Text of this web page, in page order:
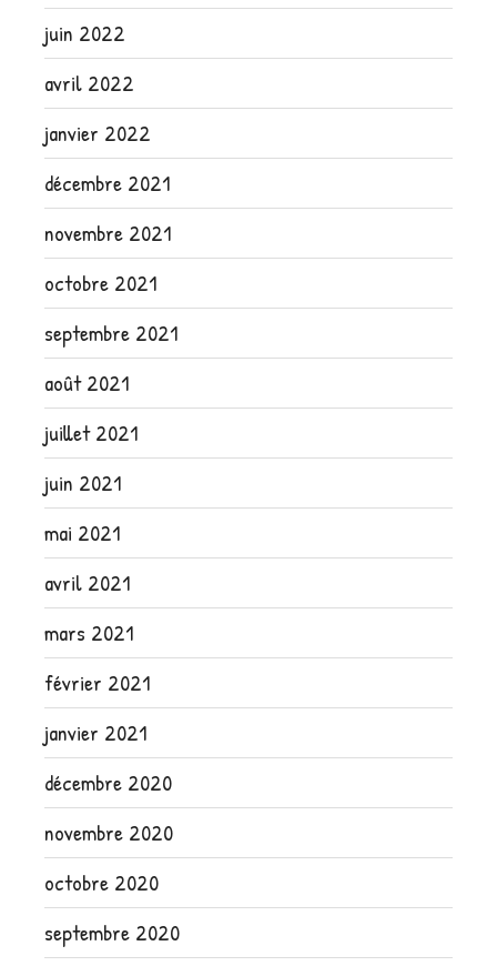
juin 2022
avril 2022
janvier 2022
décembre 2021
novembre 2021
octobre 2021
septembre 2021
août 2021
juillet 2021
juin 2021
mai 2021
avril 2021
mars 2021
février 2021
janvier 2021
décembre 2020
novembre 2020
octobre 2020
septembre 2020